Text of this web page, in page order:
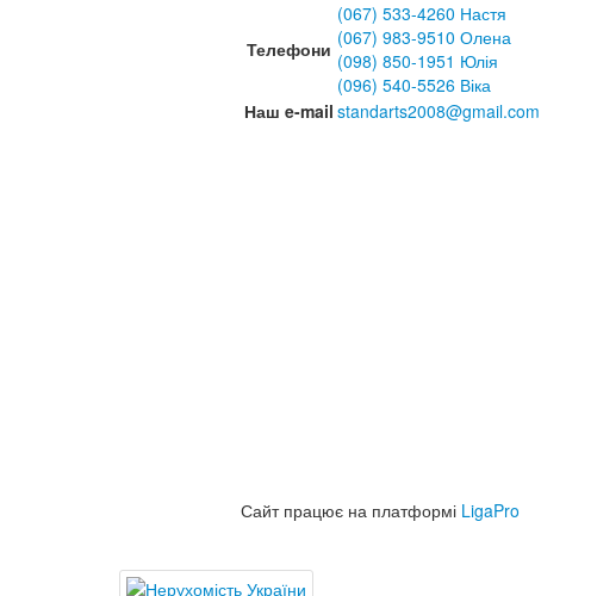
Телефони
(067) 533-4260 Настя
(067) 983-9510 Олена
(098) 850-1951 Юлія
(096) 540-5526 Віка
Наш e-mail standarts2008@gmail.com
Сайт працює на платформі LigaPro